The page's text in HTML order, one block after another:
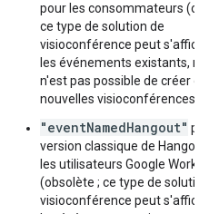
pour les consommateurs
ce type de solution de
visioconférence peut
les événements existants,
n'est pas possible de créer de
nouvelles visioconférences)
"eventNamedHangout"
version classique de
les utilisateurs Google
(obsolète ; ce type de
visioconférence peut